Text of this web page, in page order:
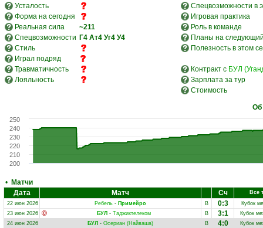
Усталость
Спецвозможности в
Форма на сегодня
Игровая практика
Реальная сила
~211
Роль в команде
Спецвозможности Г4 Ат4 Уг4 У4
Планы на
Стиль
Полезность в этом
Играл подряд
Травматичность
Контракт с БУЛ
Лояльность
Зарплата за тур
Стоимость
Об
200
210
220
230
240
250
• Матчи
Дата
Матч Сч
Все
22 июн 2026
Ребель - Примейро В 0:3
Кубок
23 июн 2026
БУЛ - Таджиктелеком В 3:1
Кубок
24 июн 2026
БУЛ - Осериан (Найваша) В 4:0
Кубок